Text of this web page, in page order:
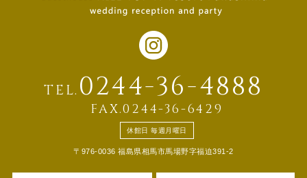
TEL. 0244-36-4888
FAX.0244-36-6429
休館日 毎週月曜日
〒976-0036 福島県相馬市馬場野字福迫391-2